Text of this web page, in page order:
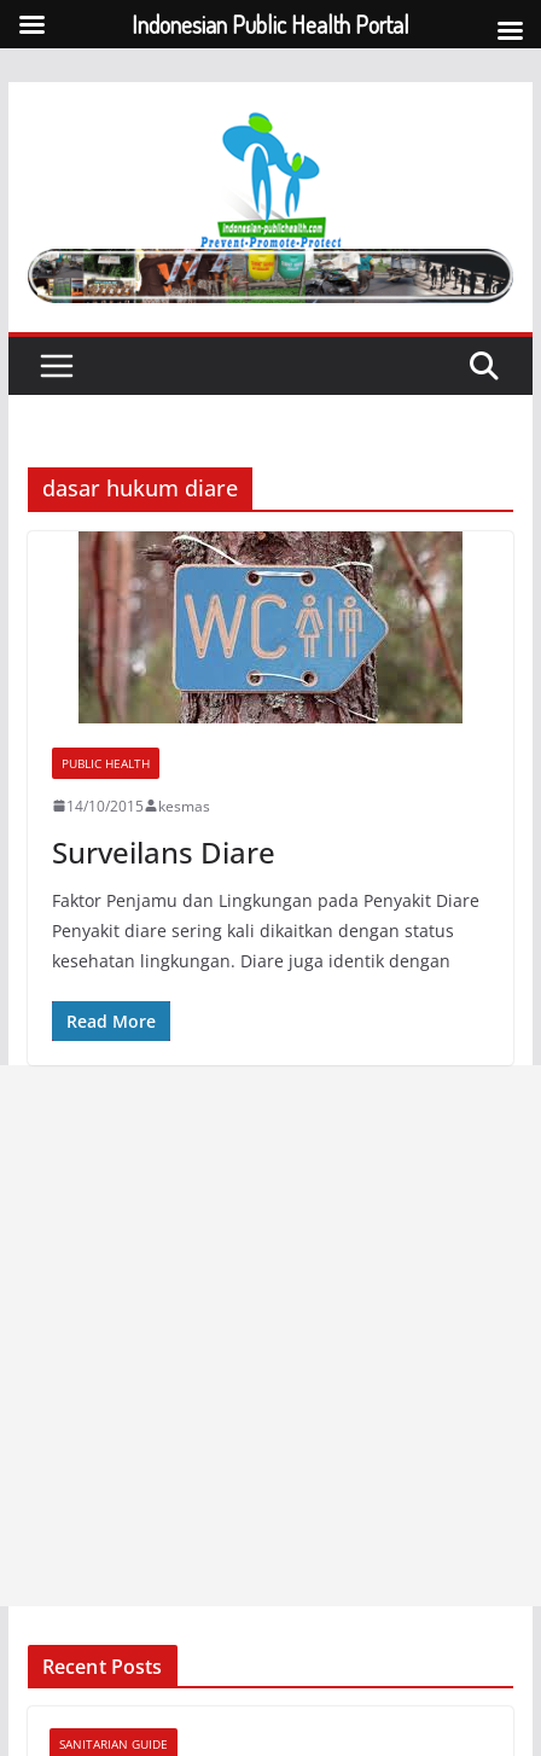
dasar hukum diare
PUBLIC HEALTH
14/10/2015 kesmas
Surveilans Diare
Faktor Penjamu dan Lingkungan pada Penyakit Diare
Penyakit diare sering kali dikaitkan dengan status
kesehatan lingkungan. Diare juga identik dengan
Read More
Recent Posts
SANITARIAN GUIDE
Indonesian Public Health Portal